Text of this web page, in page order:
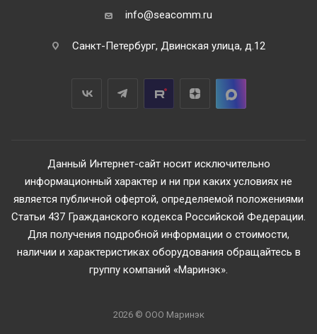
info@seacomm.ru
Санкт-Петербург, Двинская улица, д.12
Данный Интернет-сайт носит исключительно
информационный характер и ни при каких условиях не
является публичной офертой, определяемой положениями
Статьи 437 Гражданского кодекса Российской Федерации.
Для получения подробной информации о стоимости,
наличии и характеристиках оборудования обращайтесь в
группу компаний «Маринэк».
2026 © ООО Маринэк